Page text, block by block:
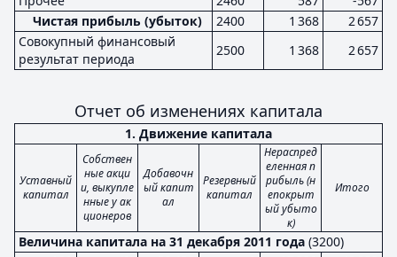
Чистая прибыль (убыток)
2400 1 368
2 657
Совокупный финансовый
результат периода
2500 1 368 2 657
Отчет об изменениях капитала
1. Движение капитала
Уставный
капитал
Собствен
ные акци
и, выкупле
нные у ак
ционеров
Добавочн
ый капит
ал
Резервный
капитал
Нераспред
еленная п
рибыль (н
епокрыт
ый убыто
к)
Итого
Величина капитала на 31 декабря 2011 года (3200)